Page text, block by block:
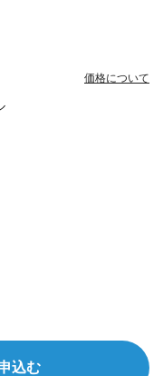
価格について
込む